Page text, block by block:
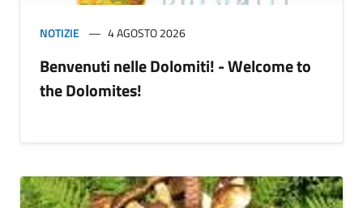
NOTIZIE 4 AGOSTO 2026
Benvenuti nelle Dolomiti! - Welcome to
the Dolomites!